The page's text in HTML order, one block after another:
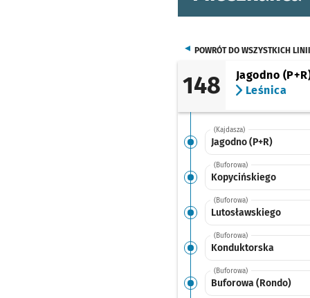
POWRÓT DO WSZYSTKICH LINII
148
Jagodno
Leśnica
(Kajdasza)
Jagodno (P+R)
(Buforowa)
Kopycińskiego
(Buforowa)
Lutosławskiego
(Buforowa)
Konduktorska
(Buforowa)
Buforowa (Rondo)